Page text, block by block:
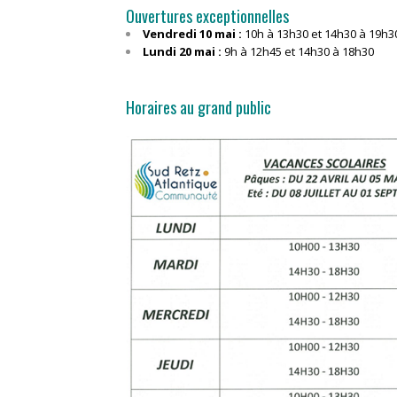
Ouvertures exceptionnelles
Vendredi 10 mai : 10h à 13h30 et 14h30 à
Lundi 20 mai : 9h à 12h45 et 14h30 à 18h30
Horaires au grand public